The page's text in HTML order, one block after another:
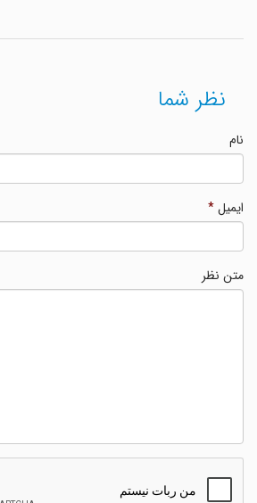
نظر شما
ایمیل*
متن نظر